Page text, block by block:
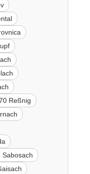
Reßnig
Sabosach